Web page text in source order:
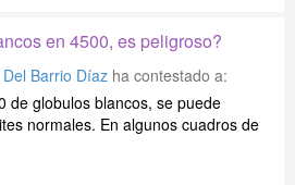
en 4500, es peligroso?
Barrio Díaz ha contestado a:
de globulos blancos, se puede
normales. En algunos cuadros de